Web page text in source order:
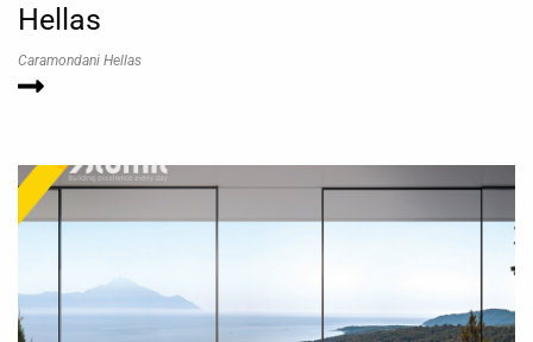
Hellas
Caramondani Hellas